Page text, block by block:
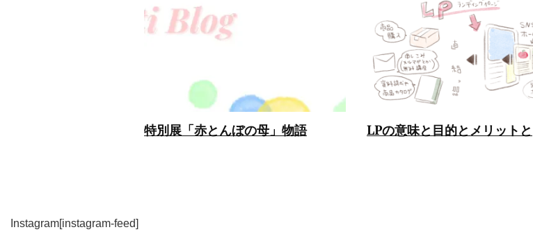
特別展「赤とんぼの母」物語 LPの意味と目的とメリットと
Instagram[instagram-feed]